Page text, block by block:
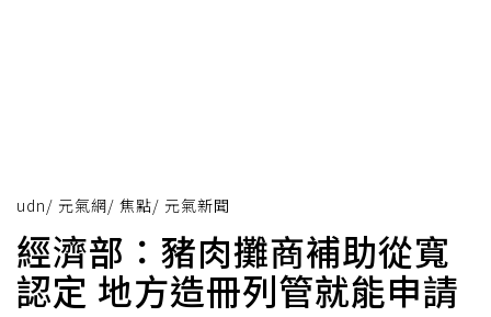
udn/ 元氣網/ 焦點/ 元氣新聞
經濟部：豬肉攤商補助從寬
認定 地方造冊列管就能申請